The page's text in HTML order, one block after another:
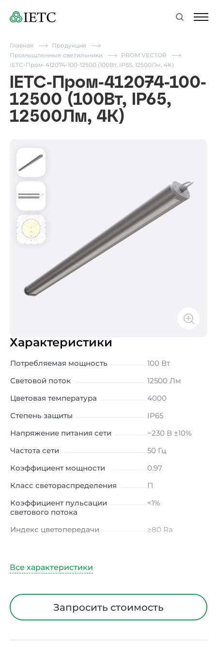
Главная
Продукция
Промышленные светильники
PROM VECTOR
IETC-Пром-412074-100-12500 (100Вт, IP65, 12500Лм, 4К)
IETC-Пром-412074-100-
12500 (100Вт, IP65,
12500Лм, 4К)
Характеристики
Потребляемая мощность
100 Вт
Световой поток
12500 Лм
Цветовая температура
4000
Степень защиты
IP65
Напряжение питания сети
~230 В ±10%
Частота сети
50 Гц
Коэффициент мощности
0.97
Класс светораспределения
П
Коэффициент пульсации
светового потока
<1%
Индекс цветопередачи
≥80 Ra
Угол рассеивания
Диапазон рабочих температур
от -40 до +50 ℃
Тип рассеивателя
электрического тока
Запросить стоимость